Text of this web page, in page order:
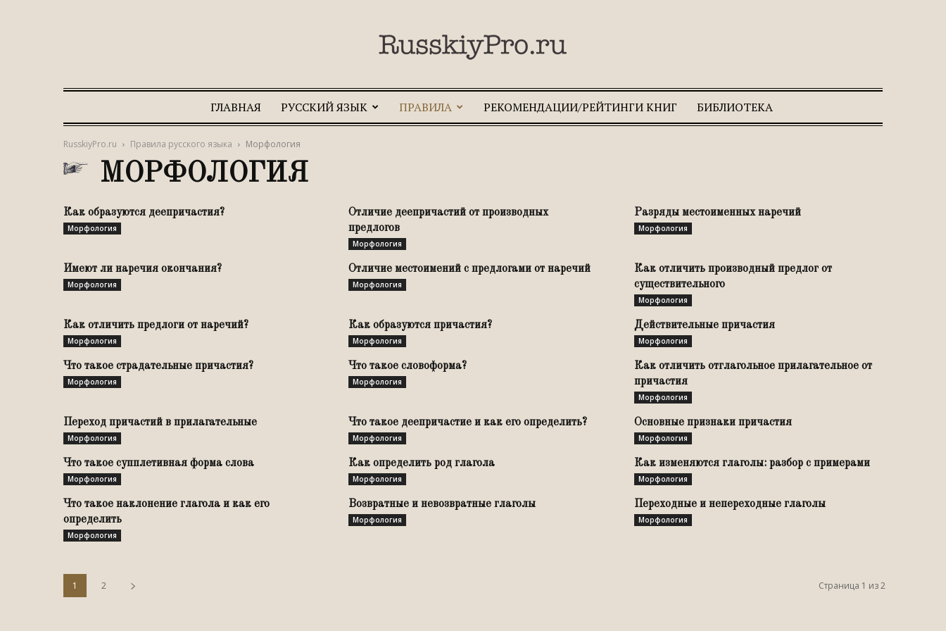
RusskiyPro.ru
ГЛАВНАЯ РУССКИЙ ЯЗЫК ПРАВИЛА РЕКОМЕНДАЦИИ/РЕЙТИНГИ КНИГ БИБЛИОТЕКА
RusskiyPro.ru Правила русского языка Морфология
МОРФОЛОГИЯ
Как образуются деепричастия?
Морфология
Отличие деепричастий от производных
предлогов
Морфология
Разряды местоименных наречий
Морфология
Имеют ли наречия окончания?
Морфология
Отличие местоимений с предлогами от наречий
Морфология
Как отличить производный предлог от
существительного
Морфология
Как отличить предлоги от наречий?
Морфология
Как образуются причастия?
Морфология
Действительные причастия
Морфология
Что такое страдательные причастия?
Морфология
Что такое словоформа?
Морфология
Как отличить отглагольное прилагательное от
причастия
Морфология
Переход причастий в прилагательные
Морфология
Что такое деепричастие и как его определить?
Морфология
Основные признаки причастия
Морфология
Что такое супплетивная форма слова
Морфология
Как определить род глагола
Морфология
Как изменяются глаголы: разбор с примерами
Морфология
Что такое наклонение глагола и как его
определить
Морфология
Возвратные и невозвратные глаголы
Морфология
Переходные и непереходные глаголы
Морфология
1 2 Страница 1 из 2